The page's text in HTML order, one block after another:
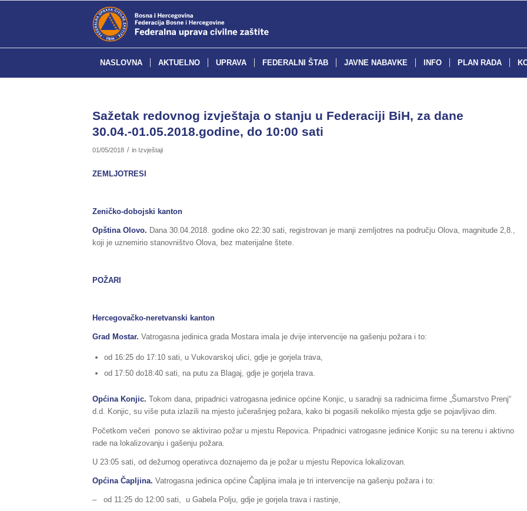
NASLOVNA AKTUELNO UPRAVA FEDERALNI ŠTAB JAVNE NABAVKE INFO PLAN RADA
Sažetak redovnog izvještaja o stanju u Federaciji BiH, za dane
30.04.-01.05.2018.godine, do 10:00 sati
01/05/2018 / in Izvještaji
ZEMLJOTRESI
Zeničko-dobojski kanton
Opština Olovo. Dana 30.04.2018. godine oko 22:30 sati, registrovan je manji zemljotres na području Olova, magnitude 2,8.,
koji je uznemirio stanovništvo Olova, bez materijalne štete.
POŽARI
Hercegovačko-neretvanski kanton
Grad Mostar. Vatrogasna jedinica grada Mostara imala je dvije intervencije na gašenju požara i to:
od 16:25 do 17:10 sati, u Vukovarskoj ulici, gdje je gorjela trava,
od 17:50 do18:40 sati, na putu za Blagaj, gdje je gorjela trava.
Općina Konjic. Tokom dana, pripadnici vatrogasna jedinice općine Konjic, u saradnji sa radnicima firme „Šumarstvo Prenj“
d.d. Konjic, su više puta izlazili na mjesto jučerašnjeg požara, kako bi pogasili nekoliko mjesta gdje se pojavljivao dim.
Početkom večeri ponovo se aktivirao požar u mjestu Repovica. Pripadnici vatrogasne jedinice Konjic su na terenu i aktivno
rade na lokalizovanju i gašenju požara.
U 23:05 sati, od dežurnog operativca doznajemo da je požar u mjestu Repovica lokalizovan.
Općina Čapljina. Vatrogasna jedinica općine Čapljina imala je tri intervencije na gašenju požara i to:
– od 11:25 do 12:00 sati, u Gabela Polju, gdje je gorjela trava i rastinje,